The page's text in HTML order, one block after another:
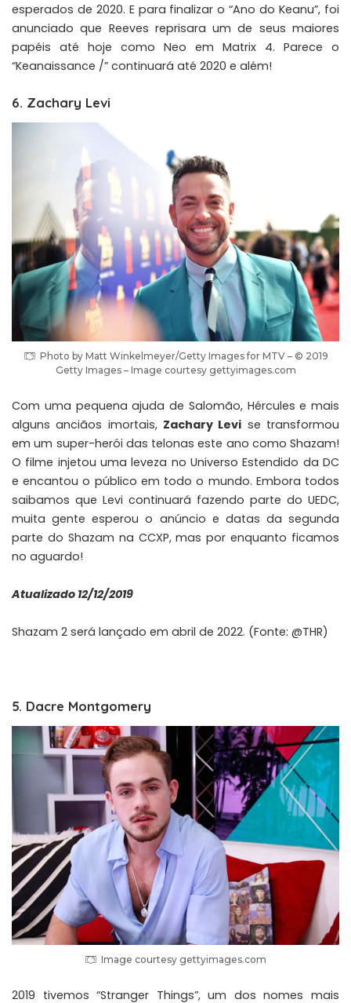
esperados de 2020. E para finalizar o “Ano do Keanu”, foi
anunciado que Reeves reprisara um de seus maiores
papéis até hoje como Neo em Matrix 4. Parece o
“Keanaissance /” continuará até 2020 e além!
6. Zachary Levi
Photo by Matt Winkelmeyer/Getty Images for MTV – © 2019
Getty Images – Image courtesy gettyimages.com
Com uma pequena ajuda de Salomão, Hércules e mais
alguns anciãos imortais, Zachary Levi se transformou
em um super-herói das telonas este ano como Shazam!
O filme injetou uma leveza no Universo Estendido da DC
e encantou o público em todo o mundo. Embora todos
saibamos que Levi continuará fazendo parte do UEDC,
muita gente esperou o anúncio e datas da segunda
parte do Shazam na CCXP, mas por enquanto ficamos
no aguardo!
Atualizado 12/12/2019
Shazam 2 será lançado em abril de 2022. (Fonte: @THR)
5. Dacre Montgomery
Image courtesy gettyimages.com
2019 tivemos “Stranger Things”, um dos nomes mais